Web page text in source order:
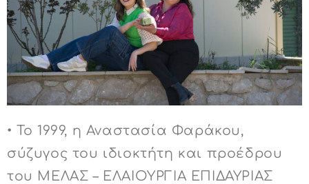
• Το 1999, η Αναστασία Φαράκου,
σύζυγος του ιδιοκτήτη και προέδρου
του ΜΕΛΑΣ – ΕΛΑΙΟΥΡΓΙΑ ΕΠΙΔΑΥΡΙΑΣ